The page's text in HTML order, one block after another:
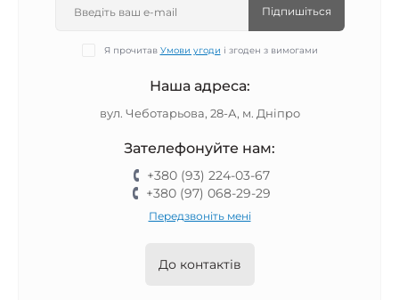
догляд за врослими нігтями більш ефективним і
Підпишіться
Я прочитав Умови угоди і згоден з вимогами
Наша адреса:
вул. Чеботарьова, 28-А, м. Дніпро
Зателефонуйте нам:
+380 (93) 224-03-67
+380 (97) 068-29-29
Передзвоніть мені
До контактів